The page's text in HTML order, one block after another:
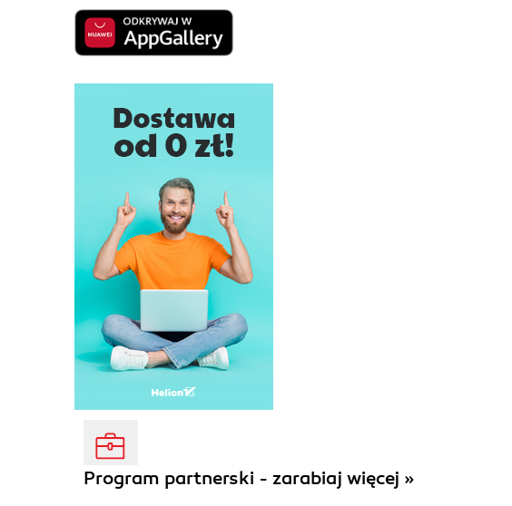
Program partnerski - zarabiaj więcej »